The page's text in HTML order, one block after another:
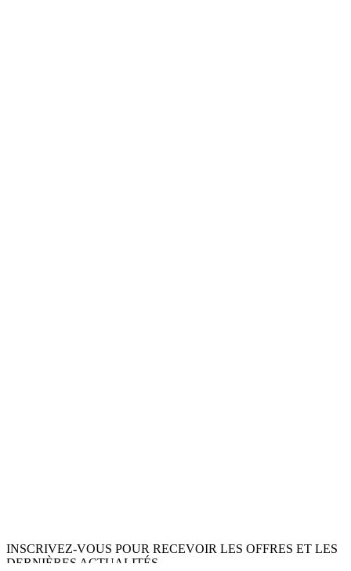
INSCRIVEZ-VOUS POUR RECEVOIR LES OFFRES ET LES
DERNIÈRES ACTUALITÉS.